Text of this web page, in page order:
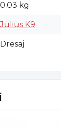
0.03 kg
Julius K9
Dresaj